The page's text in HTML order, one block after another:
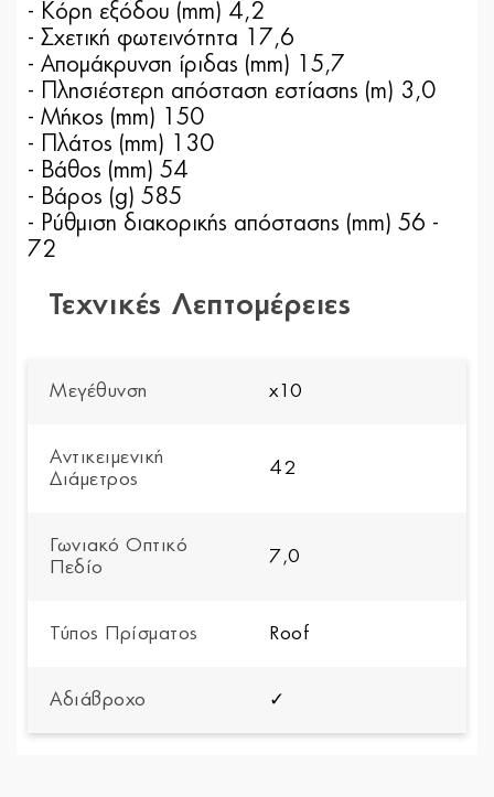
- Κόρη εξόδου (mm) 4,2
- Σχετική φωτεινότητα 17,6
- Απομάκρυνση ίριδας (mm) 15,7
- Πλησιέστερη απόσταση εστίασης (m) 3,0
- Μήκος (mm) 150
- Πλάτος (mm) 130
- Βάθος (mm) 54
- Βάρος (g) 585
- Ρύθμιση διακορικής απόστασης (mm) 56 -
72
Τεχνικές Λεπτομέρειες
Μεγέθυνση x10
Αντικειμενική
Διάμετρος
42
Γωνιακό Οπτικό
Πεδίο
7,0
Τύπος Πρίσματος Roof
Αδιάβροχο ✓